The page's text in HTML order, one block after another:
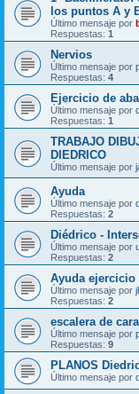
los puntos A y
Último mensaje por
Respuestas: 1
Nervios
Último mensaje por
Respuestas: 4
Ejercicio de
Último mensaje por
Respuestas: 1
TRABAJO
DIEDRICO
Último mensaje por
Ayuda
Último mensaje por
Respuestas: 2
Diédrico -
Último mensaje por
Respuestas: 2
Ayuda ejercicio
Último mensaje por
Respuestas: 2
escalera de
Último mensaje por
Respuestas: 9
PLANOS
Último mensaje por